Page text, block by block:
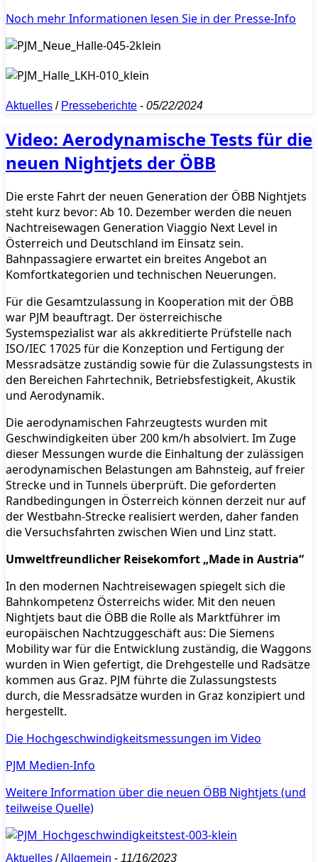
Noch mehr Informationen lesen Sie in der Presse-Info
Aktuelles / Presseberichte - 05/22/2024
Video: Aerodynamische Tests für die
neuen Nightjets der ÖBB
Die erste Fahrt der neuen Generation der ÖBB Nightjets
steht kurz bevor: Ab 10. Dezember werden die neuen
Nachtreisewagen Generation Viaggio Next Level in
Österreich und Deutschland im Einsatz sein.
Bahnpassagiere erwartet ein breites Angebot an
Komfortkategorien und technischen Neuerungen.
Für die Gesamtzulassung in Kooperation mit der ÖBB
war PJM beauftragt. Der österreichische
Systemspezialist war als akkreditierte Prüfstelle nach
ISO/IEC 17025 für die Konzeption und Fertigung der
Messradsätze zuständig sowie für die Zulassungstests in
den Bereichen Fahrtechnik, Betriebsfestigkeit, Akustik
und Aerodynamik.
Die aerodynamischen Fahrzeugtests wurden mit
Geschwindigkeiten über 200 km/h absolviert. Im Zuge
dieser Messungen wurde die Einhaltung der zulässigen
aerodynamischen Belastungen am Bahnsteig, auf freier
Strecke und in Tunnels überprüft. Die geforderten
Randbedingungen in Österreich können derzeit nur auf
der Westbahn-Strecke realisiert werden, daher fanden
die Versuchsfahrten zwischen Wien und Linz statt.
Umweltfreundlicher Reisekomfort „Made in Austria“
In den modernen Nachtreisewagen spiegelt sich die
Bahnkompetenz Österreichs wider. Mit den neuen
Nightjets baut die ÖBB die Rolle als Marktführer im
europäischen Nachtzuggeschäft aus: Die Siemens
Mobility war für die Entwicklung zuständig, die Waggons
wurden in Wien gefertigt, die Drehgestelle und Radsätze
kommen aus Graz. PJM führte die Zulassungstests
durch, die Messradsätze wurden in Graz konzipiert und
hergestellt.
Die Hochgeschwindigkeitsmessungen im Video
PJM Medien-Info
Weitere Information über die neuen ÖBB Nightjets (und
teilweise Quelle)
Aktuelles /Allgemein - 11/16/2023